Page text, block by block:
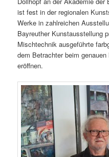
ist fest in der regionalen
Werke in zahlreichen
Bayreuther Kunstausstellung
Mischtechnik ausgeführte
dem Betrachter beim
eröffnen.